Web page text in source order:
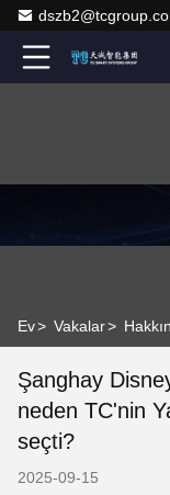
Ev> Vakalar>
Şanghay
neden TC'nin
seçti?
2025-09-15